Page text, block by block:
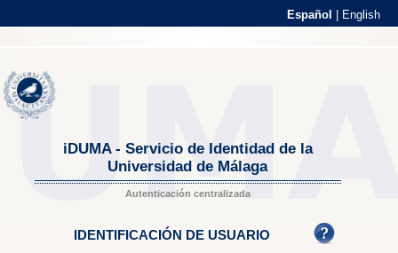
Español English
iDUMA - Servicio de Identidad de la
Universidad de Málaga
Autenticación centralizada
IDENTIFICACIÓN DE USUARIO